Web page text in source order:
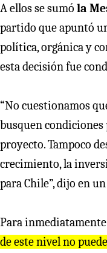
A ellos se sumó la
partido que apuntó
política, orgánica y
esta decisión fue
“No cuestionamos
busquen
proyecto. Tampoco
crecimiento, la
para Chile”, dijo en
Para
de este nivel no